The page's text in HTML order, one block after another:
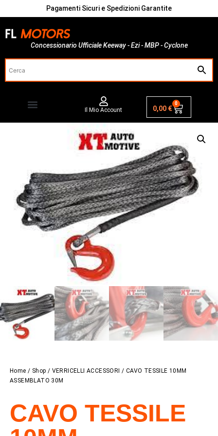
Pagamenti Sicuri e Spedizioni Garantite
Concessionario Ufficiale Keeway - Ezi - MBP - Cyclone
Il Mio Account 0,00 €
0
Home / Shop / VERRICELLI ACCESSORI / CAVO TESSILE 10MM
ASSEMBLATO 30M
CAVO TESSILE